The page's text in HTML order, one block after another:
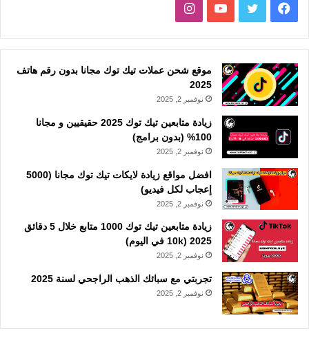
فيسبوك تويتر يوتيوبانستقرام
موقع شحن عملات تيك توك مجانا بدون رقم هاتف
2025
نوفمبر 2, 2025
زيادة متابعين تيك توك 2025 حقيقيين و مجانا
100% (بدون برامج)
نوفمبر 2, 2025
افضل مواقع زيادة لايكات تيك توك مجانا (5000
إعجاب لكل فيديو)
نوفمبر 2, 2025
زيادة متابعين تيك توك 1000 متابع خلال 5 دقائق
2025 (10k في اليوم)
نوفمبر 2, 2025
تجربتي مع سبائك الذهب الراجحي لسنة 2025
نوفمبر 2, 2025